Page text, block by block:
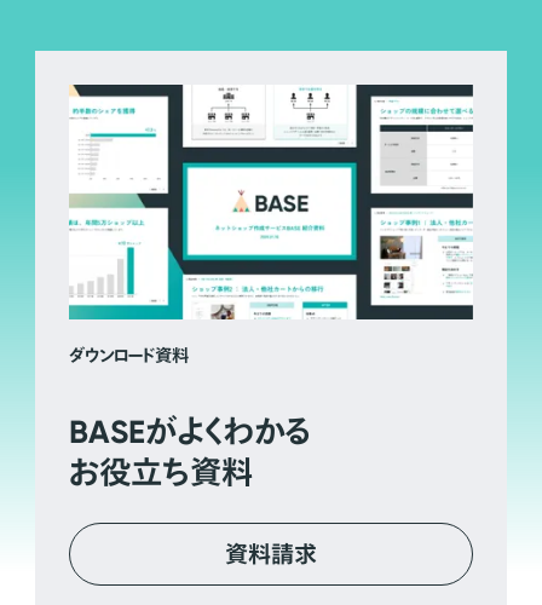
ダウンロード資料
BASEがよくわかる
お役立ち資料
資料請求